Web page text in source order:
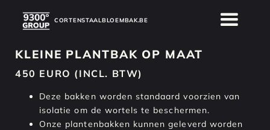
CORTENSTAALBLOEMBAK.BE
KLEINE PLANTBAK OP MAAT
450 EURO (INCL. BTW)
Deze bakken worden standaard voorzien van
isolatie om de wortels te beschermen.
Onze plantenbakken kunnen geleverd worden